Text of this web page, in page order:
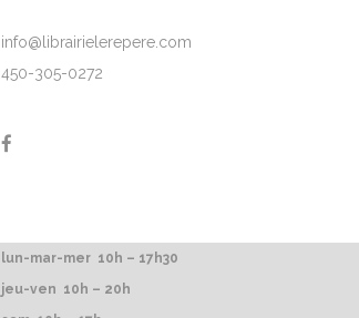
info@librairielerepere.com
450-305-0272
lun-mar-mer 10h – 17h30
jeu-ven 10h – 20h